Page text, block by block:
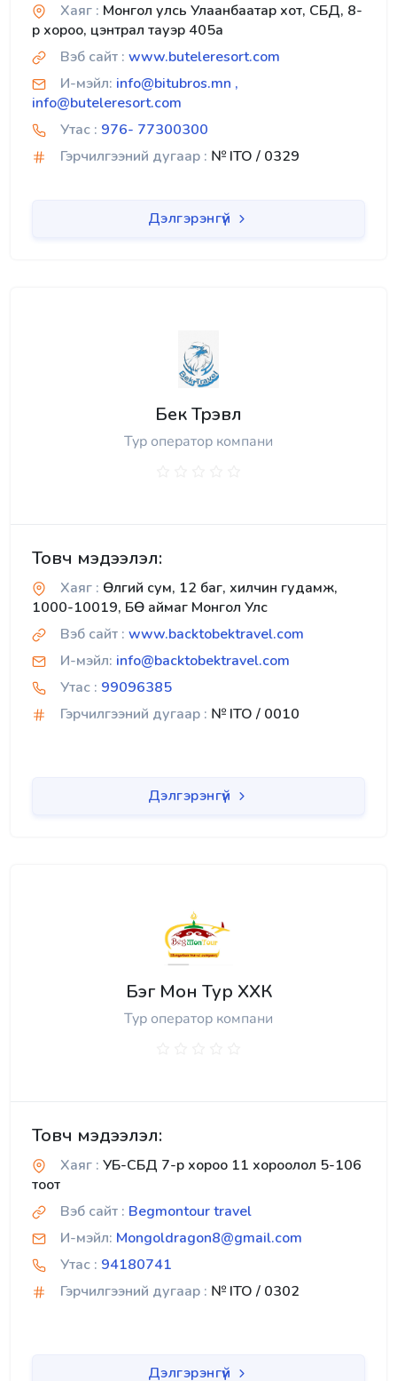
Хаяг : Монгол улсь Улаанбаатар хот, СБД, 8-
р хороо, цэнтрал тауэр 405а
Вэб сайт : www.buteleresort.com
И-мэйл: info@bitubros.mn ,
info@buteleresort.com
Утас : 976- 77300300
Гэрчилгээний дугаар : № ITO / 0329
Дэлгэрэнгүй
Бек Трэвл
Тур оператор компани
Товч мэдээлэл:
Хаяг : Өлгий сум, 12 баг, хилчин гудамж,
1000-10019, БӨ аймаг Монгол Улс
Вэб сайт : www.backtobektravel.com
И-мэйл: info@backtobektravel.com
Утас : 99096385
Гэрчилгээний дугаар : № ITO / 0010
Дэлгэрэнгүй
Бэг Мон Тур ХХК
Тур оператор компани
Товч мэдээлэл:
Хаяг : УБ-СБД 7-р хороо 11 хороолол 5-106
тоот
Вэб сайт : Begmontour travel
И-мэйл: Mongoldragon8@gmail.com
Утас : 94180741
Гэрчилгээний дугаар : № ITO / 0302
Дэлгэрэнгүй